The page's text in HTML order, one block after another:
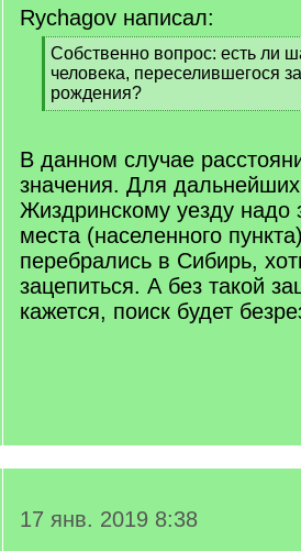
Rychagov написал:
[
q
]
Собственно вопрос: есть ли
человека, переселившегося
рождения?
[
q
]
В данном случае
значения. Для
Жиздринскому уезду надо
места (населенного
перебрались в Сибирь,
зацепиться. А без такой
кажется, поиск будет
17 янв. 2019 8:38